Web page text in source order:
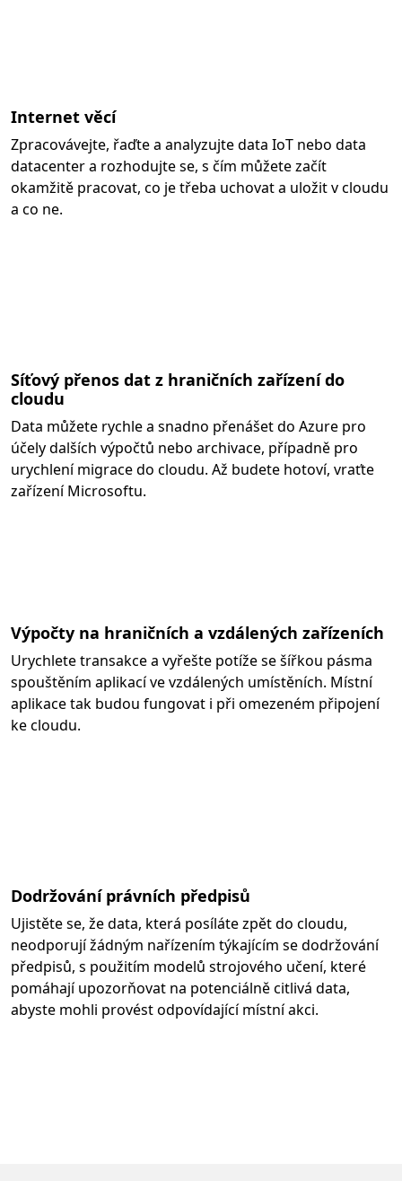
Internet věcí
Zpracovávejte, řaďte a analyzujte data IoT nebo data
datacenter a rozhodujte se, s čím můžete začít
okamžitě pracovat, co je třeba uchovat a uložit v cloudu
a co ne.
Síťový přenos dat z hraničních zařízení do
cloudu
Data můžete rychle a snadno přenášet do Azure pro
účely dalších výpočtů nebo archivace, případně pro
urychlení migrace do cloudu. Až budete hotoví, vraťte
zařízení Microsoftu.
Výpočty na hraničních a vzdálených zařízeních
Urychlete transakce a vyřešte potíže se šířkou pásma
spouštěním aplikací ve vzdálených umístěních. Místní
aplikace tak budou fungovat i při omezeném připojení
ke cloudu.
Dodržování právních předpisů
Ujistěte se, že data, která posíláte zpět do cloudu,
neodporují žádným nařízením týkajícím se dodržování
předpisů, s použitím modelů strojového učení, které
pomáhají upozorňovat na potenciálně citlivá data,
abyste mohli provést odpovídající místní akci.